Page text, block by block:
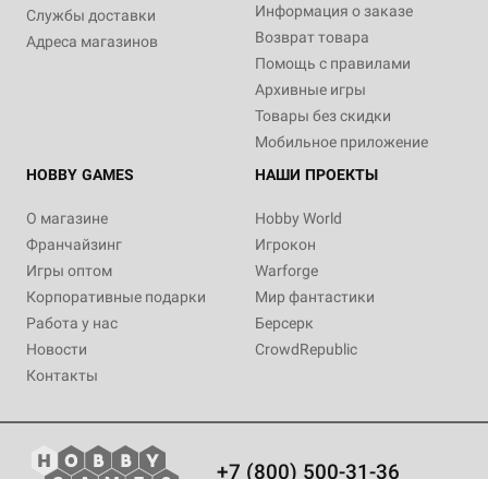
Службы доставки
Адреса магазинов
Информация о заказе
Возврат товара
Помощь с правилами
Архивные игры
Товары без скидки
Мобильное приложение
HOBBY GAMES
О магазине
Франчайзинг
Игры оптом
Корпоративные подарки
Работа у нас
Новости
Контакты
НАШИ ПРОЕКТЫ
Hobby World
Игрокон
Warforge
Мир фантастики
Берсерк
CrowdRepublic
+7 (800) 500-31-36